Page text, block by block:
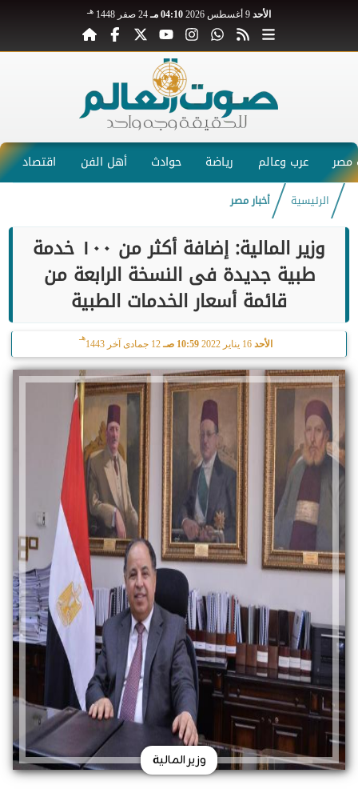
الأحد 04:10 مـ 24 صفر 1448 هـ
عرب وعالم رياضة حوادث أهل الفن اقتصاد
الرئيسية أخبار مصر
وزير المالية: إضافة أكثر من ١٠٠ خدمة
طبية جديدة فى النسخة الرابعة من
قائمة أسعار الخدمات الطبية
الأحد 10:59 صـ 12 جمادى آخر 1443
هـ
وزير المالية